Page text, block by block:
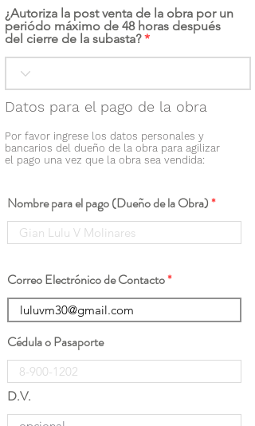
¿Autoriza la post venta de la obra por un
periódo máximo de 48 horas después
del cierre de la subasta?
Datos para el pago de la obra
Por favor ingrese los datos personales y
bancarios del dueño de la obra para agilizar
el pago una vez que la obra sea vendida:
Nombre para el pago (Dueño de la Obra)
Correo Electrónico de Contacto
Cédula o Pasaporte
D.V.